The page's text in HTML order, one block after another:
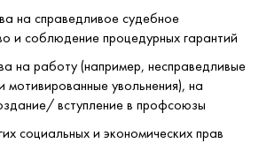
на справедливое судебное
и соблюдение процедурных гарантий 
на работу (например, несправедливые
мотивированные увольнения), на
вступление в профсоюзы 
социальных и экономических прав